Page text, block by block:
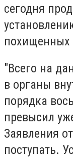
сегодня
похищенных
"Всего на
в органы
порядка
превысил
Заявления
поступать.